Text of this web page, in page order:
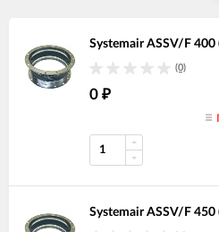
Systemair ASSV/F 400
(0)
0 ₽
Systemair ASSV/F 450